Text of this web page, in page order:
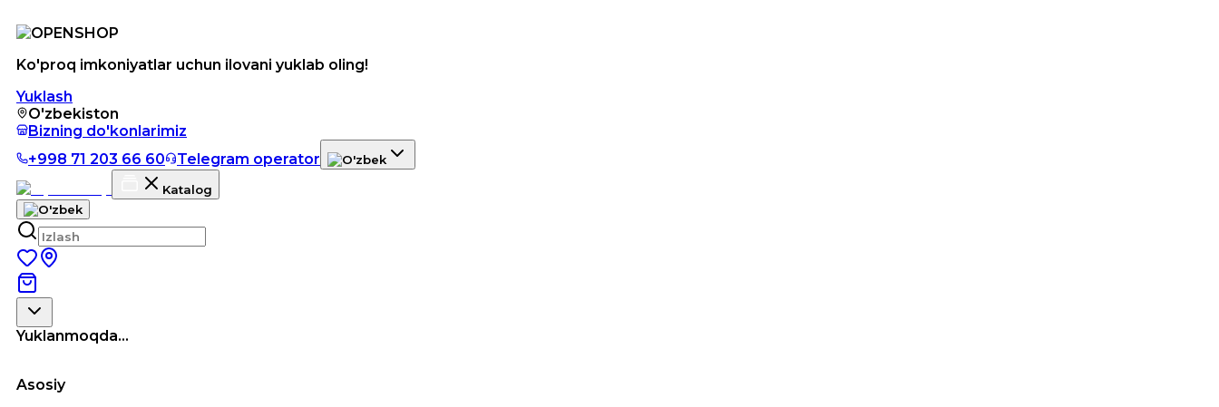
Ko'proq imkoniyatlar uchun ilovani yuklab oling!
Yuklash
O'zbekiston
Bizning do'konlarimiz
+998 71 203 66 60
Telegram operator
Katalog
Yuklanmoqda...
Asosiy